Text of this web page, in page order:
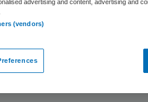
taken van de
overgedragen aan de
de NZa voort en
van de jeugdsector in.
advertising and content, advertising and
(vendors)